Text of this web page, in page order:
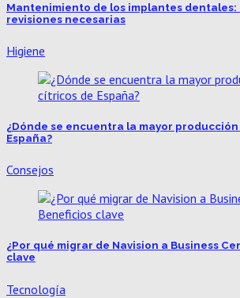
Mantenimiento de los implantes dentales:
revisiones necesarias
Higiene
¿Dónde se encuentra la mayor
España?
Consejos
¿Por qué migrar de Navision a Business
clave
Tecnología